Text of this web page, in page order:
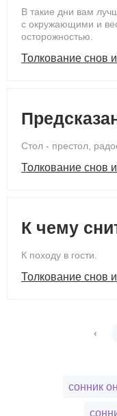
В такие дни вам
с окружающими и
осторожностью.
Толкование снов
Стол - престол,
Толкование снов
К чему
К походу в гости.
Толкование снов
‹
сонник